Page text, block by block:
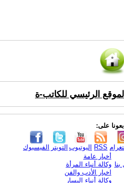
الموقع الرئيسي للكاتب-ة
على:
الفيسبوك التويتر اليوتيوب RSS
أخبار عامة
وكالة أنباء المرأة
اخبار الأدب والفن
وكالة أنباء اليسار